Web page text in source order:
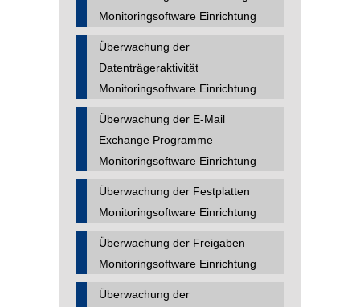
Monitoringsoftware Einrichtung
Überwachung der
Datenträgeraktivität
Monitoringsoftware Einrichtung
Überwachung der E-Mail
Exchange Programme
Monitoringsoftware Einrichtung
Überwachung der Festplatten
Monitoringsoftware Einrichtung
Überwachung der Freigaben
Monitoringsoftware Einrichtung
Überwachung der